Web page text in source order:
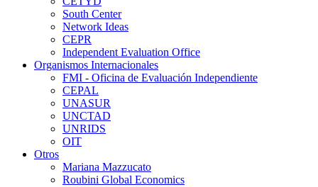
South Center
Network Ideas
CEPR
Independent Evaluation Office
Organismos Internacionales
FMI - Oficina de Evaluación Independiente
CEPAL
UNASUR
UNCTAD
UNRIDS
OIT
Otros
Mariana Mazzucato
Roubini Global Economics